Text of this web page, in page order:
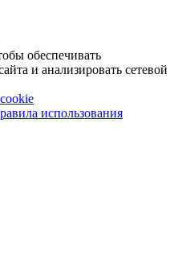
обеспечивать
и анализировать сетевой
использования